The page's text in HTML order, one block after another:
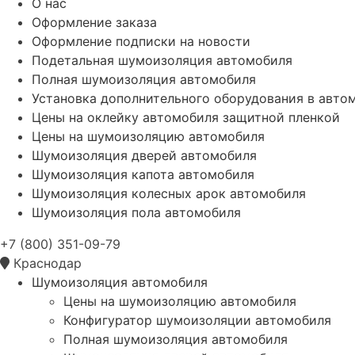
Оформление заказа
Оформление подписки на новости
Подетальная шумоизоляция автомобиля
Полная шумоизоляция автомобиля
Установка дополнительного оборудования в
Цены на оклейку автомобиля защитной пленкой
Цены на шумоизоляцию автомобиля
Шумоизоляция дверей автомобиля
Шумоизоляция капота автомобиля
Шумоизоляция колесных арок автомобиля
Шумоизоляция пола автомобиля
+7 (800) 351-09-79
Краснодар
Шумоизоляция автомобиля
Цены на шумоизоляцию автомобиля
Конфигуратор шумоизоляции автомобиля
Полная шумоизоляция автомобиля